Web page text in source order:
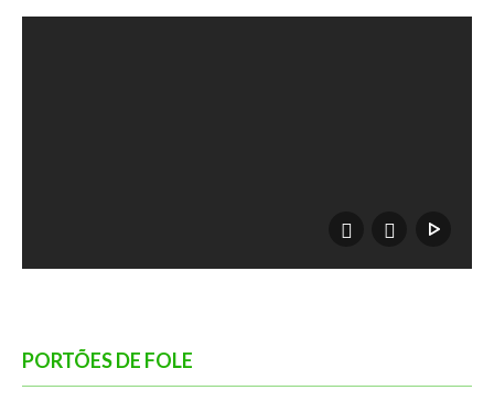
PORTÕES DE FOLE